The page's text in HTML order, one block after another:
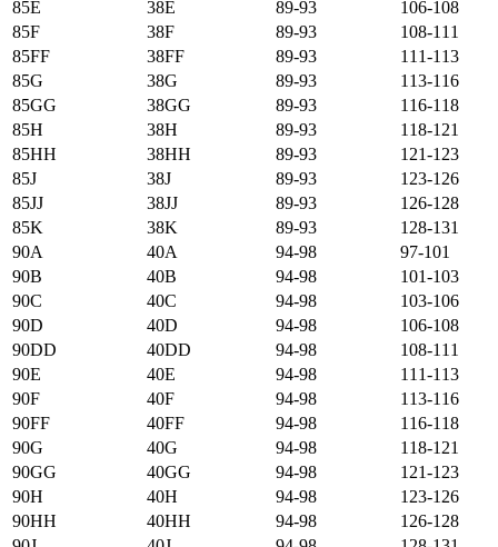
85E
38E 89-93
106-108
85F
38F 89-93
108-111
85FF
38FF 89-93
111-113
85G
38G 89-93
113-116
85GG
38GG 89-93
116-118
85H
38H 89-93
118-121
85HH
38HH 89-93
121-123
85J
38J 89-93
123-126
85JJ
38JJ 89-93
126-128
85K
38K 89-93
128-131
90А
40А 94-98
97-101
90B
40B 94-98
101-103
90C
40C 94-98
103-106
90D
40D 94-98
106-108
90DD
40DD 94-98
108-111
90E
40E 94-98
111-113
90F
40F 94-98
113-116
90FF
40FF 94-98
116-118
90G
40G 94-98
118-121
90GG
40GG 94-98
121-123
90H
40H 94-98
123-126
90HH
40HH 94-98
126-128